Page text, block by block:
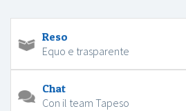
Reso
Equo e trasparente
Chat
Con il team Tapeso